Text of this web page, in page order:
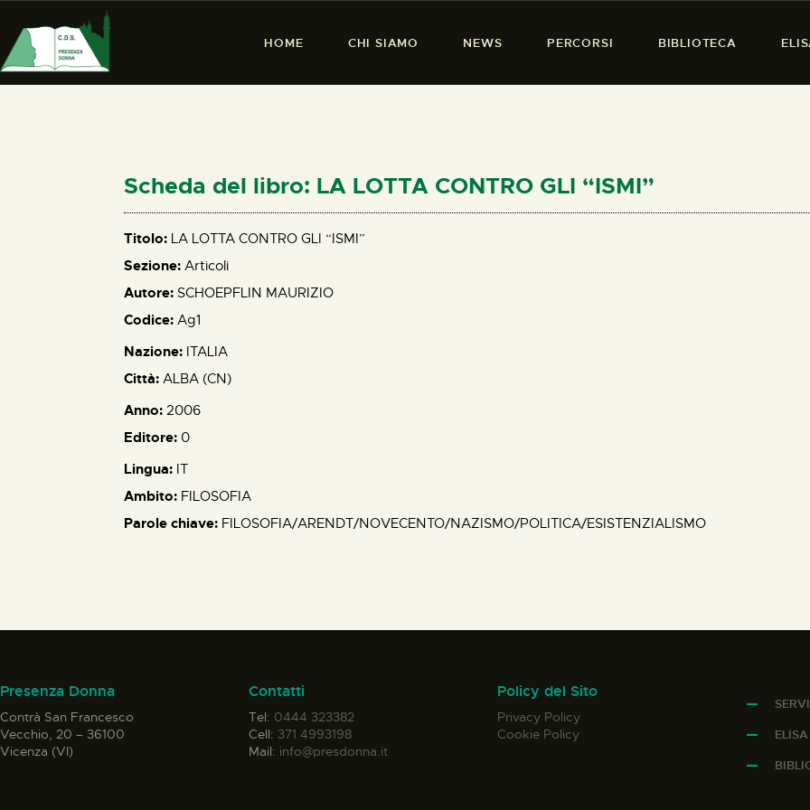
HOME CHI SIAMO NEWS PERCORSI BIBLIOTECA
PRESENZA DONNA
PERCORSI
BIBLIOTECA
Scheda del libro: LA LOTTA CONTRO GLI “ISMI”
Titolo: LA LOTTA CONTRO GLI “ISMI”
Sezione: Articoli
Autore: SCHOEPFLIN MAURIZIO
Codice: Ag1
Nazione: ITALIA
Città: ALBA (CN)
Anno: 2006
Editore: 0
Lingua: IT
Ambito: FILOSOFIA
Parole chiave: FILOSOFIA/ARENDT/NOVECENTO/NAZISMO/POLITICA/ESISTENZIALISMO
Presenza Donna
Contrà San Francesco
Vecchio, 20 – 36100
Vicenza (VI)
Contatti
Tel: 0444 323382
Cell: 371 4993198
Mail: info@presdonna.it
Policy del Sito
Privacy Policy
Cookie Policy